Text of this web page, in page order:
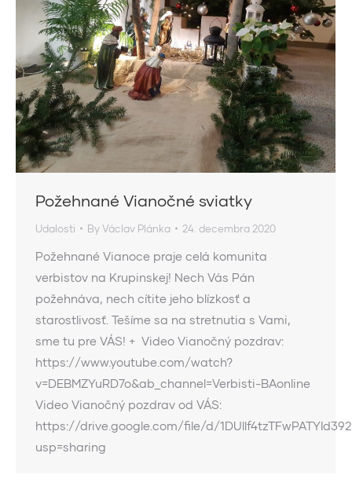
Požehnané Vianočné sviatky
Udalosti ByVáclav Plánka 24. decembra 2020
Požehnané Vianoce praje celá komunita
verbistov na Krupinskej! Nech Vás Pán
požehnáva, nech cítite jeho blízkosť a
starostlivosť. Tešíme sa na stretnutia s Vami,
sme tu pre VÁS! + Video Vianočný pozdrav:
https://www.youtube.com/watch?
v=DEBMZYuRD7o&ab_channel=Verbisti-BAonline
Video Vianočný pozdrav od VÁS:
https://drive.google.com/file/d/
usp=sharing